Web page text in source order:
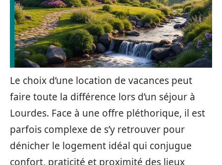
Le choix d’une location de vacances peut
faire toute la différence lors d’un séjour à
Lourdes. Face à une offre pléthorique, il est
parfois complexe de s’y retrouver pour
dénicher le logement idéal qui conjugue
confort, praticité et proximité des lieux